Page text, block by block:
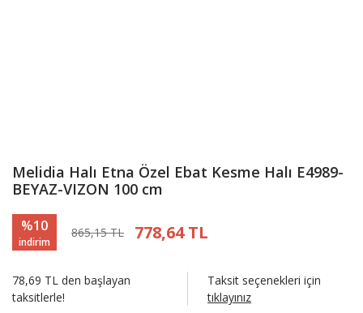
Melidia Halı Etna Özel Ebat Kesme Halı E4989-
BEYAZ-VIZON 100 cm
%10
indirim
865,15 TL 778,64 TL
78,69 TL den başlayan
taksitlerle!
Taksit seçenekleri için
tıklayınız